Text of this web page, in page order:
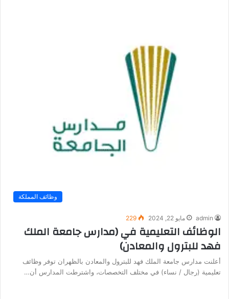
وظائف المملكة
admin مايو 22, 2024 229
الوظائف التعليمية في (مدارس جامعة الملك
فهد للبترول والمعادن)
أعلنت مدارس جامعة الملك فهد للبترول والمعادن بالظهران توفر وظائف
تعليمية (رجال / نساء) في مختلف التخصصات، واشترطت المدارس أن…